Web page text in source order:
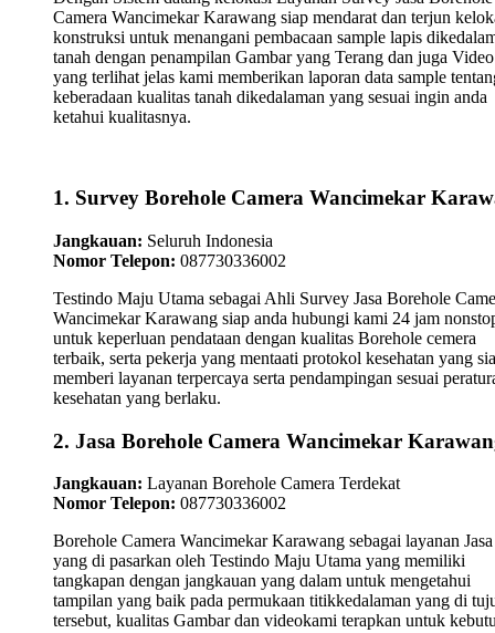
Camera Wancimekar Karawang siap mendarat dan terjun
konstruksi untuk menangani pembacaan sample lapis
tanah dengan penampilan Gambar yang Terang dan juga Video
yang terlihat jelas kami memberikan laporan data sample
keberadaan kualitas tanah dikedalaman yang sesuai ingin anda
ketahui kualitasnya.
1. Survey Borehole Camera Wancimekar
Jangkauan: Seluruh Indonesia
Nomor Telepon: 087730336002
Testindo Maju Utama sebagai Ahli Survey Jasa Borehole
Wancimekar Karawang siap anda hubungi kami 24 jam
untuk keperluan pendataan dengan kualitas Borehole cemera
terbaik, serta pekerja yang mentaati protokol kesehatan yang
memberi layanan terpercaya serta pendampingan sesuai
kesehatan yang berlaku.
2. Jasa Borehole Camera Wancimekar
Jangkauan: Layanan Borehole Camera Terdekat
Nomor Telepon: 087730336002
Borehole Camera Wancimekar Karawang sebagai layanan Jasa
yang di pasarkan oleh Testindo Maju Utama yang memiliki
tangkapan dengan jangkauan yang dalam untuk mengetahui
tampilan yang baik pada permukaan titikkedalaman yang di
tersebut, kualitas Gambar dan videokami terapkan untuk